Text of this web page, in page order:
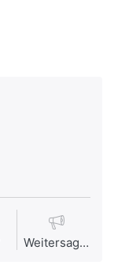
Weitersagen